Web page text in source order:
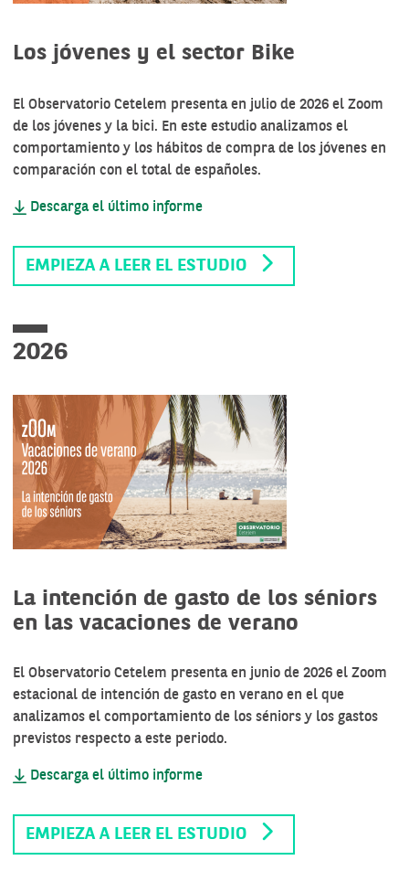
Los jóvenes y el sector Bike
El Observatorio Cetelem presenta en julio de 2026 el Zoom
de los jóvenes y la bici. En este estudio analizamos el
comportamiento y los hábitos de compra de los jóvenes en
comparación con el total de españoles.
Descarga el último informe
EMPIEZA A LEER EL ESTUDIO
2026
La intención de gasto de los séniors
en las vacaciones de verano
El Observatorio Cetelem presenta en junio de 2026 el Zoom
estacional de intención de gasto en verano en el que
analizamos el comportamiento de los séniors y los gastos
previstos respecto a este periodo.
Descarga el último informe
EMPIEZA A LEER EL ESTUDIO